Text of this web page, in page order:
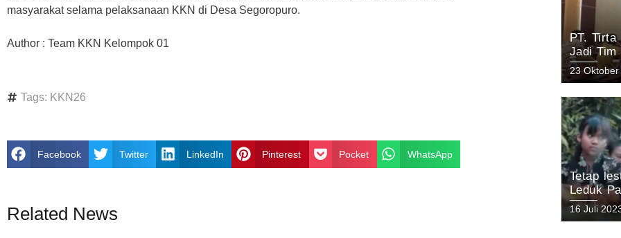
masyarakat selama pelaksanaan KKN di Desa Segoropuro.
Author : Team KKN Kelompok 01
Tags: KKN26
Facebook Twitter LinkedIn Pinterest Pocket WhatsApp
Related News
PT.
Jadi Tim
23
Tetap
Leduk
Lokal
16 Juli